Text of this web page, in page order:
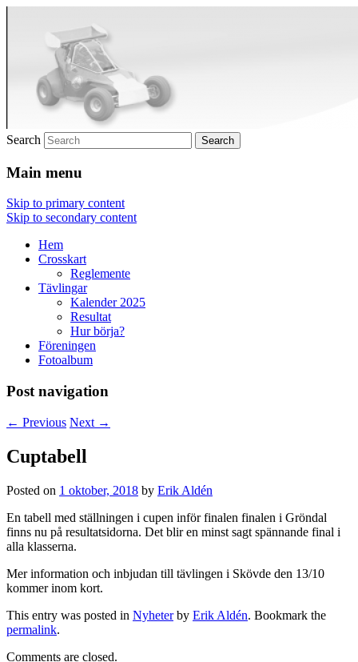
Crosskart Original
Crosskart Original
Search
Main menu
Skip to primary content
Skip to secondary content
Hem
Crosskart
Reglemente
Tävlingar
Kalender 2025
Resultat
Hur börja?
Föreningen
Fotoalbum
Post navigation
← Previous Next →
Cuptabell
Posted on 1 oktober, 2018 by Erik Aldén
En tabell med ställningen i cupen inför finalen finalen i Gröndal
finns nu på resultatsidorna. Det blir en minst sagt spännande final i
alla klasserna.
Mer information och inbjudan till tävlingen i Skövde den 13/10
kommer inom kort.
This entry was posted in Nyheterby Erik Aldén. Bookmark the
permalink.
Comments are closed.